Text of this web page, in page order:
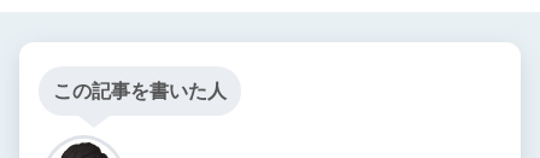
この記事を書いた人